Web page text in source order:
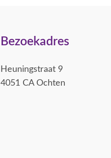
Bezoekadres
Heuningstraat 9
4051 CA Ochten